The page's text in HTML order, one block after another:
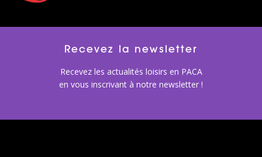
Recevez la newsletter
Recevez les actualités loisirs en PACA
en vous inscrivant à notre newsletter !